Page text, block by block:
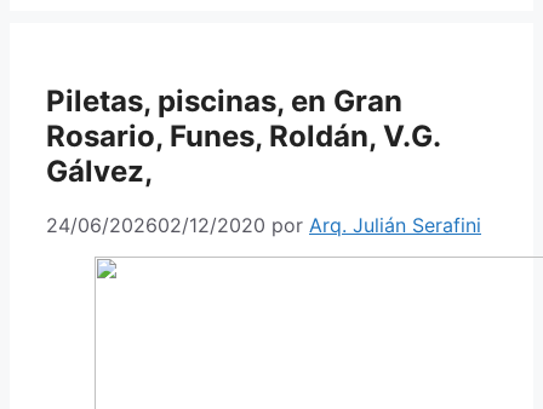
Piletas, piscinas, en Gran
Rosario, Funes, Roldán, V.G.
Gálvez,
24/06/202602/12/2020 por Arq. Julián Serafini